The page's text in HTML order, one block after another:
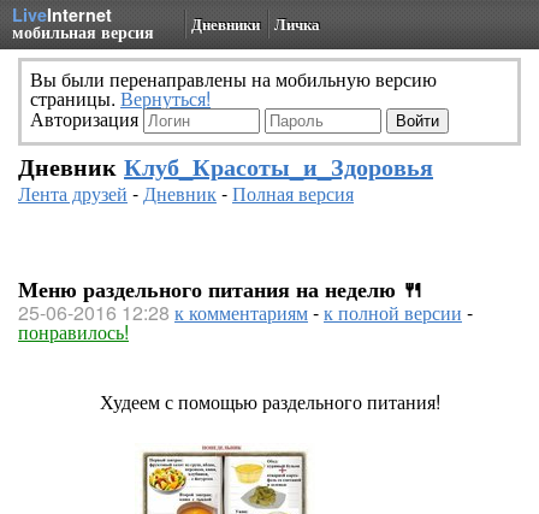
LiveInternet
мобильная версия Дневники Личка
Вы были перенаправлены на мобильную версию
страницы. Вернуться!
Авторизация
Дневник Клуб_Красоты_и_Здоровья
Лента друзей -Дневник-Полная версия
Меню раздельного питания на неделю 🍴
25-06-2016 12:28 к комментариям-к полной версии -
понравилось!
Худеем с помощью раздельного питания!